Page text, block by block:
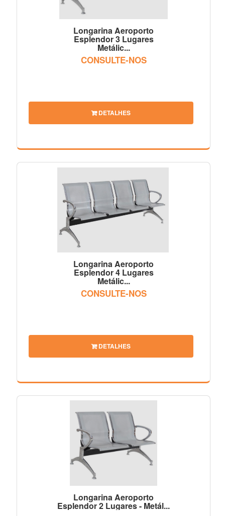
Longarina Aeroporto
Esplendor 3 Lugares
Metálic...
CONSULTE-NOS
DETALHES
Longarina Aeroporto
Esplendor 4 Lugares
Metálic...
CONSULTE-NOS
DETALHES
Longarina Aeroporto
Esplendor 2 Lugares - Metál...